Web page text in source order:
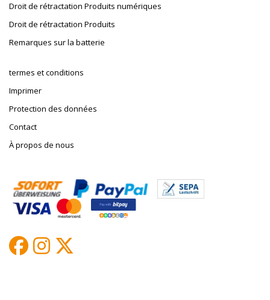
Droit de rétractation Produits numériques
Droit de rétractation Produits
Remarques sur la batterie
termes et conditions
Imprimer
Protection des données
Contact
À propos de nous